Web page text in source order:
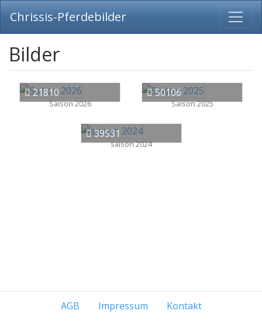
Chrissis-Pferdebilder
Bilder
21810
Saison 2026
50106
Saison 2025
39531
saison 2024
AGB Impressum
Kontakt